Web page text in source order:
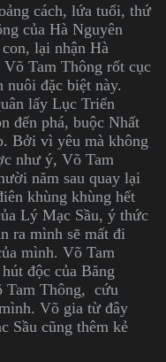
cách, lứa tuổi, thứ
của Hà Nguyên
lại nhận Hà
Tam Thông rốt cục
nuôi đặc biệt này.
lấy Lục Triển
đến phá, buộc Nhất
Bởi vì yêu mà không
như ý, Võ Tam
năm sau quay lại
khùng khùng hết
Lý Mạc Sầu, ý thức
ra mình sẽ mất đi
mình. Võ Tam
độc của Băng
Tam Thông, cứu
Võ gia từ đây
Sầu cũng thêm kẻ